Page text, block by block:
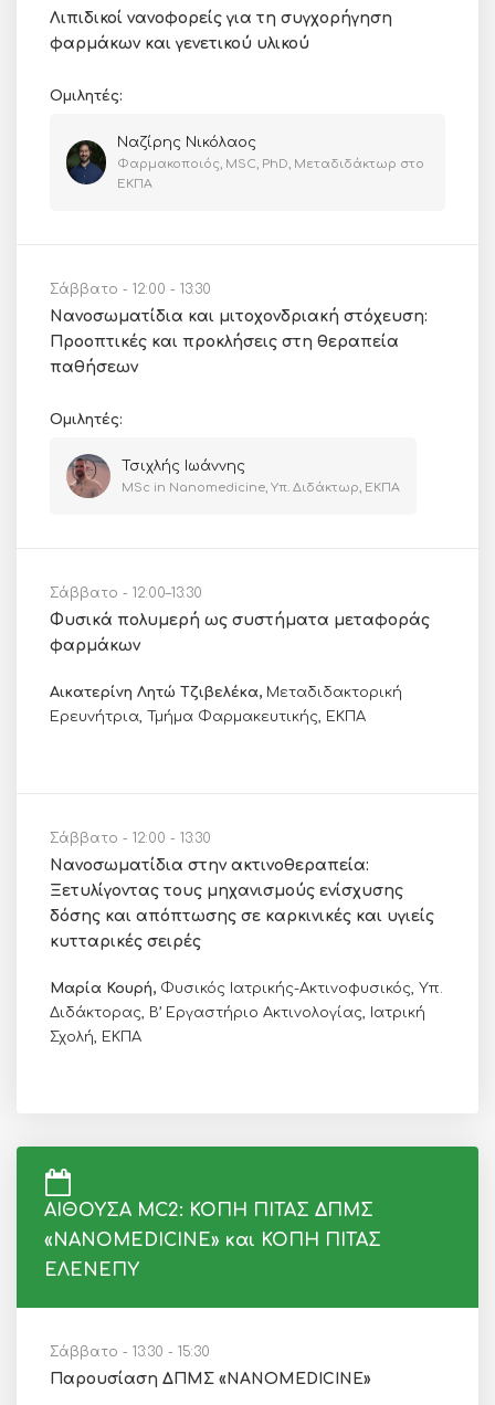
Λιπιδικοί νανοφορείς για τη συγχορήγηση
φαρμάκων και γενετικού υλικού
Ομιλητές:
Ναζίρης Νικόλαος
Φαρμακοποιός, MSC, PhD, Μεταδιδάκτωρ στο
ΕΚΠΑ
Σάββατο - 12:00 - 13:30
Νανοσωματίδια και μιτοχονδριακή στόχευση:
Προοπτικές και προκλήσεις στη θεραπεία
παθήσεων
Ομιλητές:
Τσιχλής Ιωάννης
MSc in Nanomedicine, Υπ. Διδάκτωρ, ΕΚΠΑ
Σάββατο - 12:00–13:30
Φυσικά πολυμερή ως συστήματα μεταφοράς
φαρμάκων
Αικατερίνη Λητώ Τζιβελέκα, Μεταδιδακτορική
Ερευνήτρια, Τμήμα Φαρμακευτικής, ΕΚΠΑ
Σάββατο - 12:00 - 13:30
Νανοσωματίδια στην ακτινοθεραπεία:
Ξετυλίγοντας τους μηχανισμούς ενίσχυσης
δόσης και απόπτωσης σε καρκινικές και υγιείς
κυτταρικές σειρές
Μαρία Κουρή, Φυσικός Ιατρικής-Ακτινοφυσικός, Υπ.
Διδάκτορας, Β’ Εργαστήριο Ακτινολογίας, Ιατρική
Σχολή, ΕΚΠΑ
ΑΙΘΟΥΣΑ MC2: ΚΟΠΗ ΠΙΤΑΣ ΔΠΜΣ
«NANOMEDICINE» και ΚΟΠΗ ΠΙΤΑΣ
ΕΛΕΝΕΠΥ
Σάββατο - 13:30 - 15:30
Παρουσίαση ΔΠΜΣ «NANOMEDICINE»